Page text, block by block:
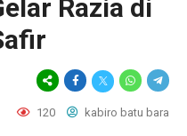
Razia di
120 kabiro batu bara